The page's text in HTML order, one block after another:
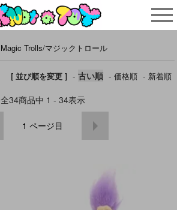
Magic Trolls/マジックトロール
[ 並び順を変更 ] - 古い順 - 価格順 - 新着順
全34商品中 1 - 34表示
1 ページ目